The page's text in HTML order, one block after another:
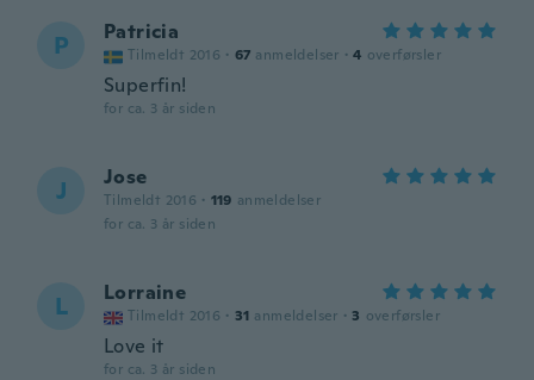
P Patricia
Tilmeldt 2016 · 67 anmeldelser · 4 overførsler
Superfin!
for ca. 3 år siden
J Jose
Tilmeldt 2016 · 119 anmeldelser
for ca. 3 år siden
L Lorraine
Tilmeldt 2016 · 31 anmeldelser · 3 overførsler
Love it
for ca. 3 år siden